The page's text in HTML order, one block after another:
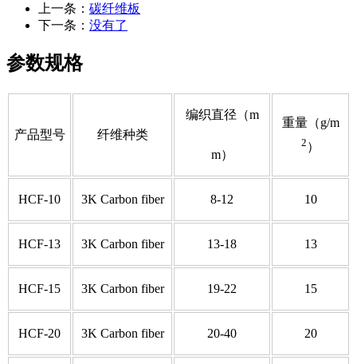
上一条： 碳纤维板
下一条： 没有了
参数规格
产品型号 纤维种类
编织直径（m
m）
重量（g/m
2 ）
HCF-10 3K Carbon fiber 8-12 10
HCF-13 3K Carbon fiber 13-18 13
HCF-15 3K Carbon fiber 19-22 15
HCF-20 3K Carbon fiber 20-40 20